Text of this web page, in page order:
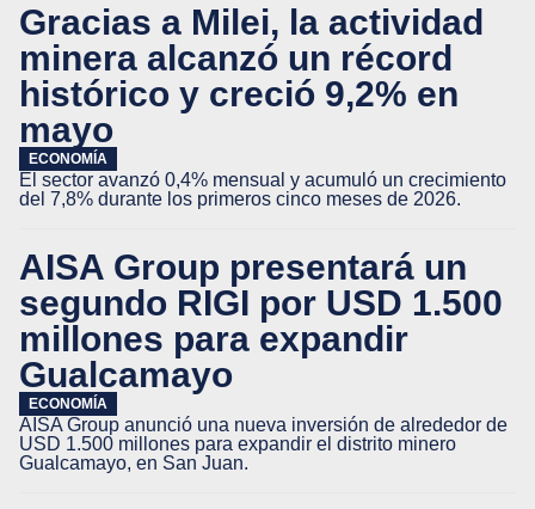
Gracias a Milei, la actividad
minera alcanzó un récord
histórico y creció 9,2% en
mayo
ECONOMÍA
El sector avanzó 0,4% mensual y acumuló un crecimiento
del 7,8% durante los primeros cinco meses de 2026.
AISA Group presentará un
segundo RIGI por USD 1.500
millones para expandir
Gualcamayo
ECONOMÍA
AISA Group anunció una nueva inversión de alrededor de
USD 1.500 millones para expandir el distrito minero
Gualcamayo, en San Juan.